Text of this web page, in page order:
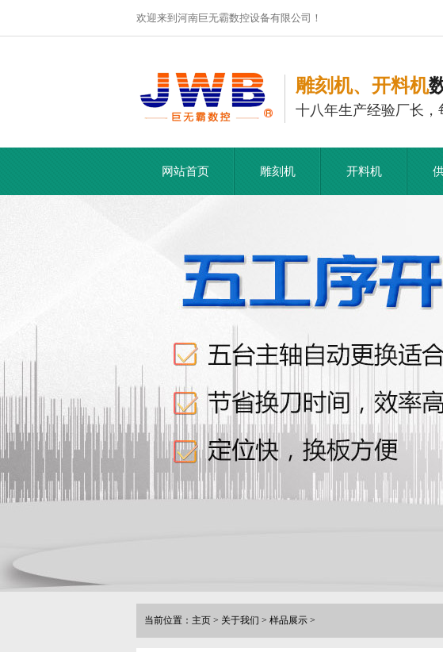
欢迎来到河南巨无霸数控设备有限公司！
雕刻机、开料机
十八年生产经验厂长
网站首页 雕刻机 开料机
当前位置： 主页 > 关于我们 > 样品展示 >